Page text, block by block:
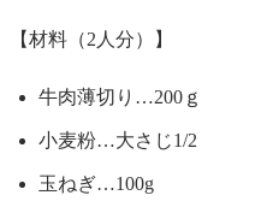
【材料（2人分）】
牛肉薄切り…200ｇ
小麦粉…大さじ1/2
玉ねぎ…100g